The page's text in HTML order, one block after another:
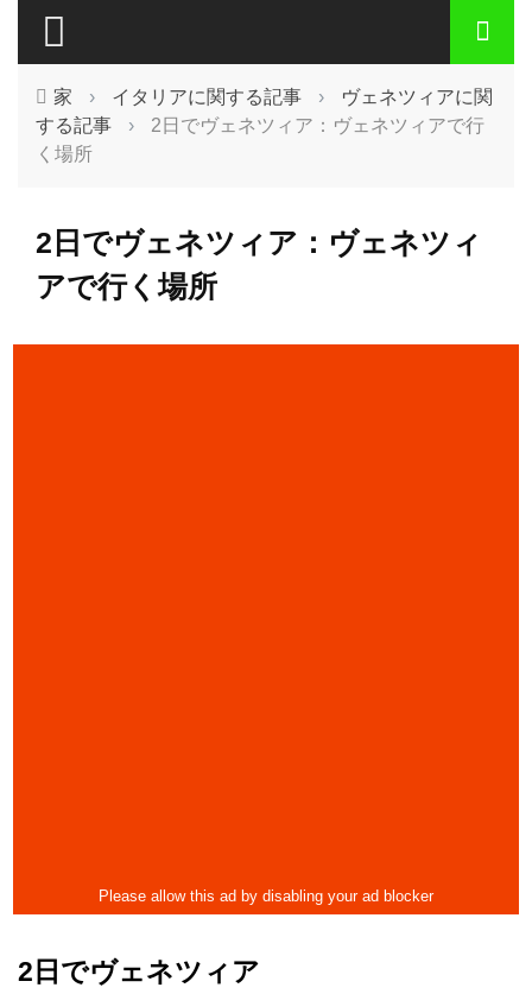
家 › イタリアに関する記事 ›
ヴェネツィアに関
する記事
›
2日でヴェネツィア：ヴェネツィアで行
く場所
2日でヴェネツィア：ヴェネツィ
アで行く場所
2日でヴェネツィア